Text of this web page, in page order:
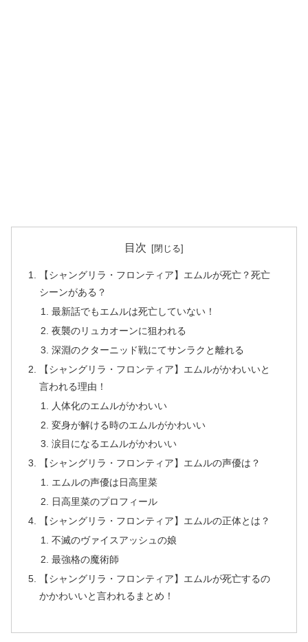
目次
【シャングリラ・フロンティア】エムルが死亡？死亡
シーンがある？
最新話でもエムルは死亡していない！
夜襲のリュカオーンに狙われる
深淵のクターニッド戦にてサンラクと離れる
【シャングリラ・フロンティア】エムルがかわいいと
言われる理由！
人体化のエムルがかわいい
変身が解ける時のエムルがかわいい
涙目になるエムルがかわいい
【シャングリラ・フロンティア】エムルの声優は？
エムルの声優は日高里菜
日高里菜のプロフィール
【シャングリラ・フロンティア】エムルの正体とは？
不滅のヴァイスアッシュの娘
最強格の魔術師
【シャングリラ・フロンティア】エムルが死亡するの
かかわいいと言われるまとめ！